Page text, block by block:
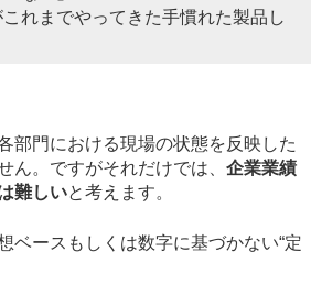
これまでやってきた手慣れた製品し
部門における現場の状態を反映した
ん。ですがそれだけでは、 企業業績
難しいと考えます。
ベースもしくは数字に基づかない“定